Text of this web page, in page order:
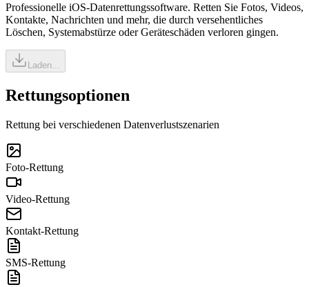
Professionelle iOS-Datenrettungssoftware. Retten Sie Fotos, Videos,
Kontakte, Nachrichten und mehr, die durch versehentliches
Löschen, Systemabstürze oder Geräteschäden verloren gingen.
Laden...
Rettungsoptionen
Rettung bei verschiedenen Datenverlustszenarien
Foto-Rettung
Video-Rettung
Kontakt-Rettung
SMS-Rettung